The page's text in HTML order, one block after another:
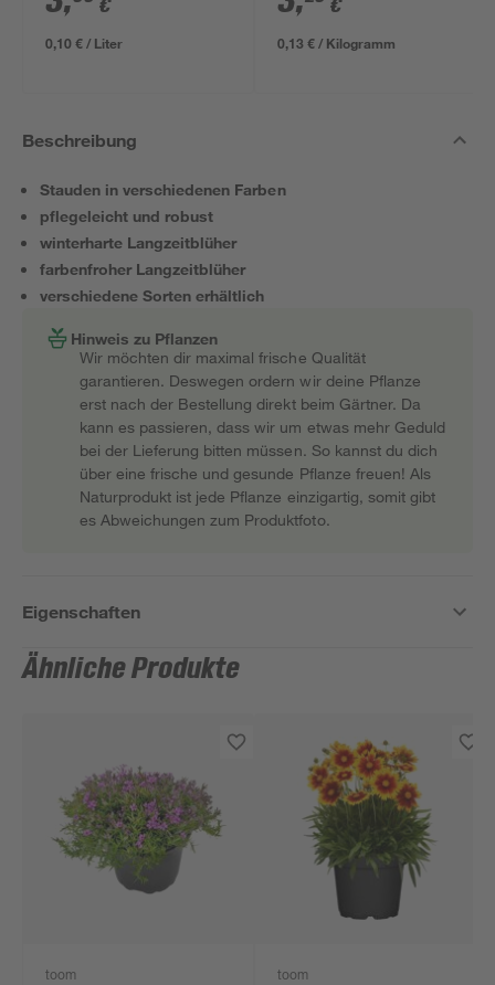
€
0,10 € / Liter
€
0,13 € / Kilogramm
Beschreibung
Stauden in verschiedenen Farben
pflegeleicht und robust
winterharte Langzeitblüher
farbenfroher Langzeitblüher
verschiedene Sorten erhältlich
Hinweis zu Pflanzen
Wir möchten dir maximal frische Qualität
garantieren. Deswegen ordern wir deine Pflanze
erst nach der Bestellung direkt beim Gärtner. Da
kann es passieren, dass wir um etwas mehr Geduld
bei der Lieferung bitten müssen. So kannst du dich
über eine frische und gesunde Pflanze freuen! Als
Naturprodukt ist jede Pflanze einzigartig, somit gibt
es Abweichungen zum Produktfoto.
Eigenschaften
Ähnliche Produkte
toom toom